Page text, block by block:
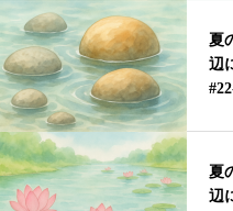
夏
辺
夏
辺